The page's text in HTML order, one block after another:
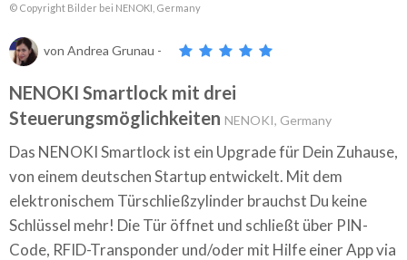
© Copyright Bilder bei NENOKI, Germany
von Andrea Grunau -
NENOKI Smartlock mit drei
Steuerungsmöglichkeiten NENOKI, Germany
Das NENOKI Smartlock ist ein Upgrade für Dein Zuhause,
von einem deutschen Startup entwickelt. Mit dem
elektronischem Türschließzylinder brauchst Du keine
Schlüssel mehr! Die Tür öffnet und schließt über PIN-
Code, RFID-Transponder und/oder mit Hilfe einer App via